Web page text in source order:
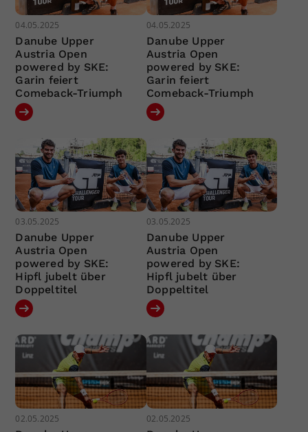
04.05.2025
Danube Upper
Austria Open
powered by SKE:
Garin feiert
Comeback-Triumph
04.05.2025
Danube Upper
Austria Open
powered by SKE:
Garin feiert
Comeback-Triumph
03.05.2025
Danube Upper
Austria Open
powered by SKE:
Hipfl jubelt über
Doppeltitel
03.05.2025
Danube Upper
Austria Open
powered by SKE:
Hipfl jubelt über
Doppeltitel
02.05.2025 02.05.2025